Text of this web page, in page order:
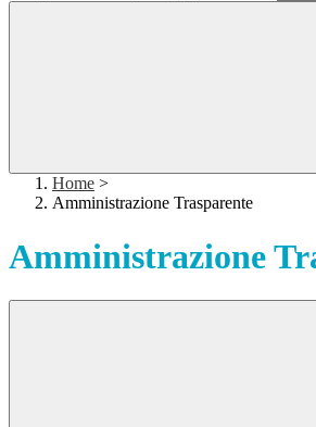
Home >
Amministrazione Trasparente
Amministrazione